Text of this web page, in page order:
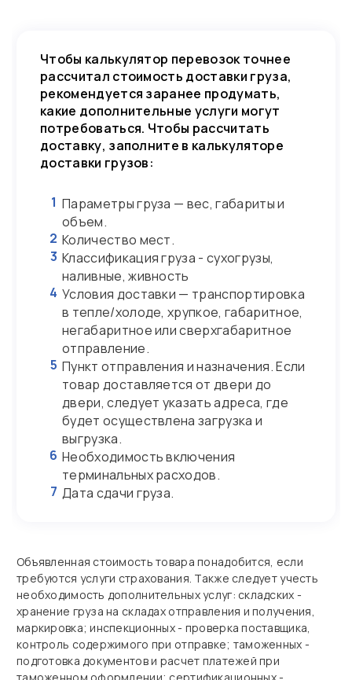
Чтобы калькулятор перевозок точнее
рассчитал стоимость доставки груза,
рекомендуется заранее продумать,
какие дополнительные услуги могут
потребоваться. Чтобы рассчитать
доставку, заполните в калькуляторе
доставки грузов:
1 Параметры груза — вес, габариты и
объем.
2 Количество мест.
3 Классификация груза - сухогрузы,
наливные, живность
4 Условия доставки — транспортировка
в тепле/холоде, хрупкое, габаритное,
негабаритное или сверхгабаритное
отправление.
5 Пункт отправления и назначения. Если
товар доставляется от двери до
двери, следует указать адреса, где
будет осуществлена загрузка и
выгрузка.
6 Необходимость включения
терминальных расходов.
7 Дата сдачи груза.
Объявленная стоимость товара понадобится, если
требуются услуги страхования. Также следует учесть
необходимость дополнительных услуг: складских -
хранение груза на складах отправления и получения,
маркировка; инспекционных - проверка поставщика,
контроль содержимого при отправке; таможенных -
подготовка документов и расчет платежей при